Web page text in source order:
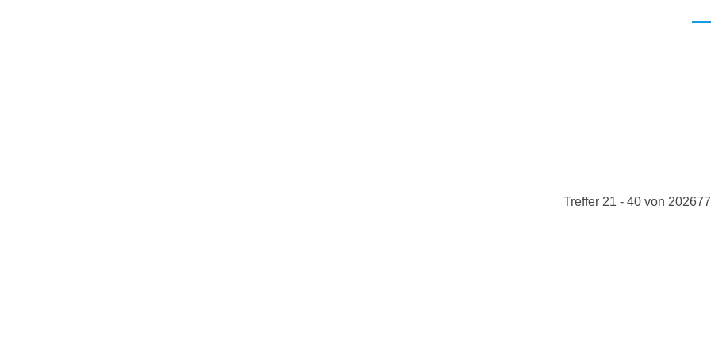
Treffer 21 - 40 von 202677